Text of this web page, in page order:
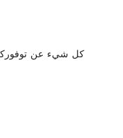
كل شيء عن